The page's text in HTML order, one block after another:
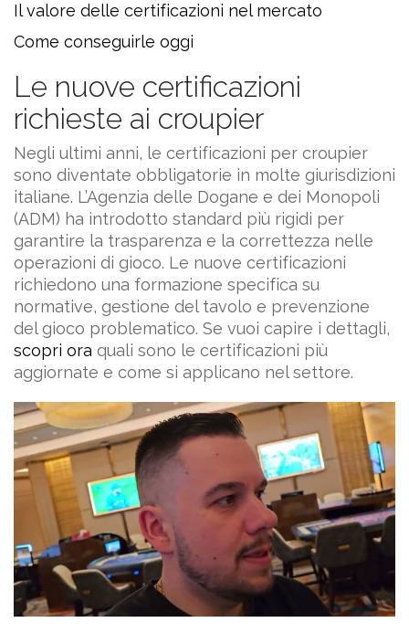
Il valore delle certificazioni nel mercato
Come conseguirle oggi
Le nuove certificazioni
richieste ai croupier
Negli ultimi anni, le certificazioni per croupier
sono diventate obbligatorie in molte giurisdizioni
italiane. L’Agenzia delle Dogane e dei Monopoli
(ADM) ha introdotto standard più rigidi per
garantire la trasparenza e la correttezza nelle
operazioni di gioco. Le nuove certificazioni
richiedono una formazione specifica su
normative, gestione del tavolo e prevenzione
del gioco problematico. Se vuoi capire i dettagli,
scopri ora quali sono le certificazioni più
aggiornate e come si applicano nel settore.